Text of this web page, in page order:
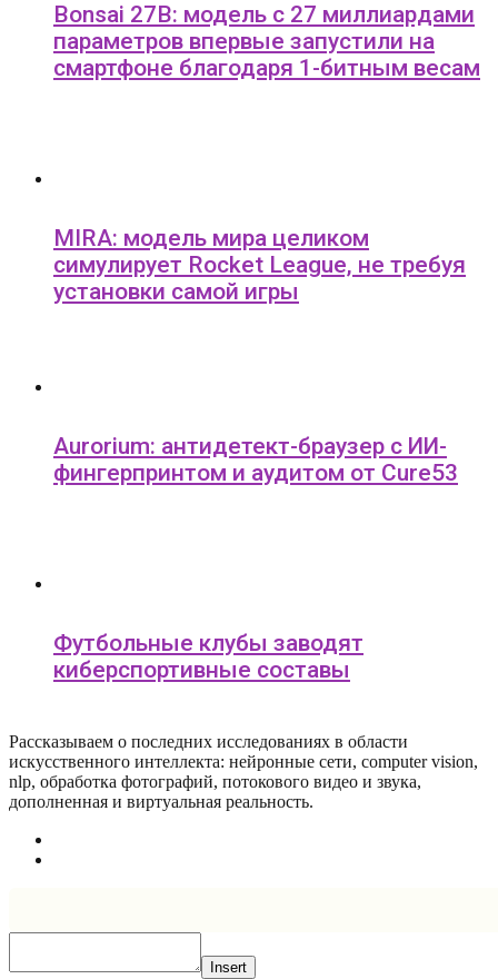
Bonsai 27B: модель с 27 миллиардами
параметров впервые запустили на
смартфоне благодаря 1-битным весам
MIRA: модель мира целиком
симулирует Rocket League, не требуя
установки самой игры
Aurorium: антидетект-браузер с ИИ-
фингерпринтом и аудитом от Cure53
Футбольные клубы заводят
киберспортивные составы
Рассказываем о последних исследованиях в области
искусcтвенного интеллекта: нейронные сети, computer vision,
nlp, обработка фотографий, потокового видео и звука,
дополненная и виртуальная реальность.
Insert